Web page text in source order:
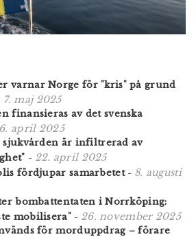
varnar Norge för "kris" på grund
7. maj 2025
finansieras av det svenska
april 2025
sjukvården är infiltrerad av
- 22. april 2025
fördjupar samarbetet- 8. augusti
bombattentaten i Norrköping:
mobilisera"- 26. november 2025
för morduppdrag – förare